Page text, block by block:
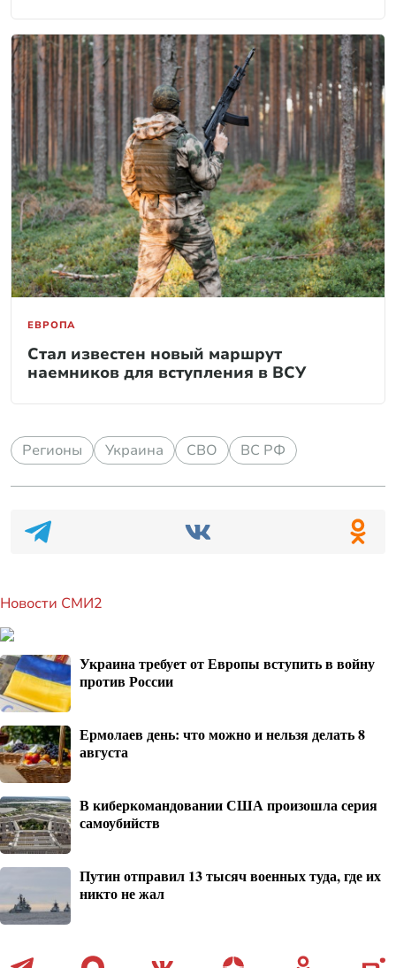
ЕВРОПА
Стал известен новый маршрут
наемников для вступления в ВСУ
Регионы Украина СВО ВС РФ
Новости СМИ2
Украина требует от Европы вступить в войну
против России
Ермолаев день: что можно и нельзя делать 8
августа
В киберкомандовании США произошла серия
самоубийств
Путин отправил 13 тысяч военных туда, где их
никто не жал